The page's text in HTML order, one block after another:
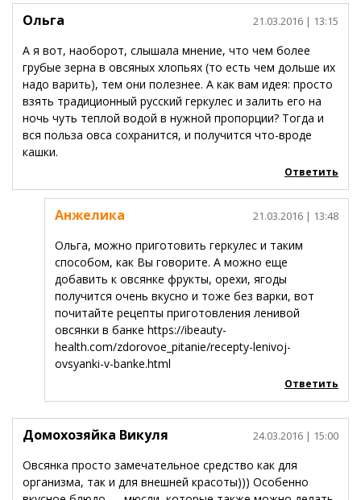
Ольга 21.03.2016 | 13:15
А я вот, наоборот, слышала мнение, что чем более
грубые зерна в овсяных хлопьях (то есть чем дольше их
надо варить), тем они полезнее. А как вам идея: просто
взять традиционный русский геркулес и залить его на
ночь чуть теплой водой в нужной пропорции? Тогда и
вся польза овса сохранится, и получится что-вроде
кашки.
Ответить
Анжелика 21.03.2016 | 13:48
Ольга, можно приготовить геркулес и таким
способом, как Вы говорите. А можно еще
добавить к овсянке фрукты, орехи, ягоды
получится очень вкусно и тоже без варки, вот
почитайте рецепты приготовления ленивой
овсянки в банке https://ibeauty-
health.com/zdorovoe_pitanie/recepty-lenivoj-
ovsyanki-v-banke.html
Ответить
Домохозяйка Викуля 24.03.2016 | 15:00
Овсянка просто замечательное средство как для
организма, так и для внешней красоты))) Особенно